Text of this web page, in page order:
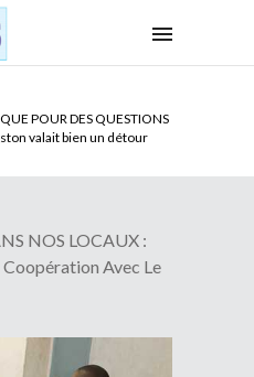
DU SENAT BENINOIS :
sans partir !
NOS LOCAUX :
Avec Le